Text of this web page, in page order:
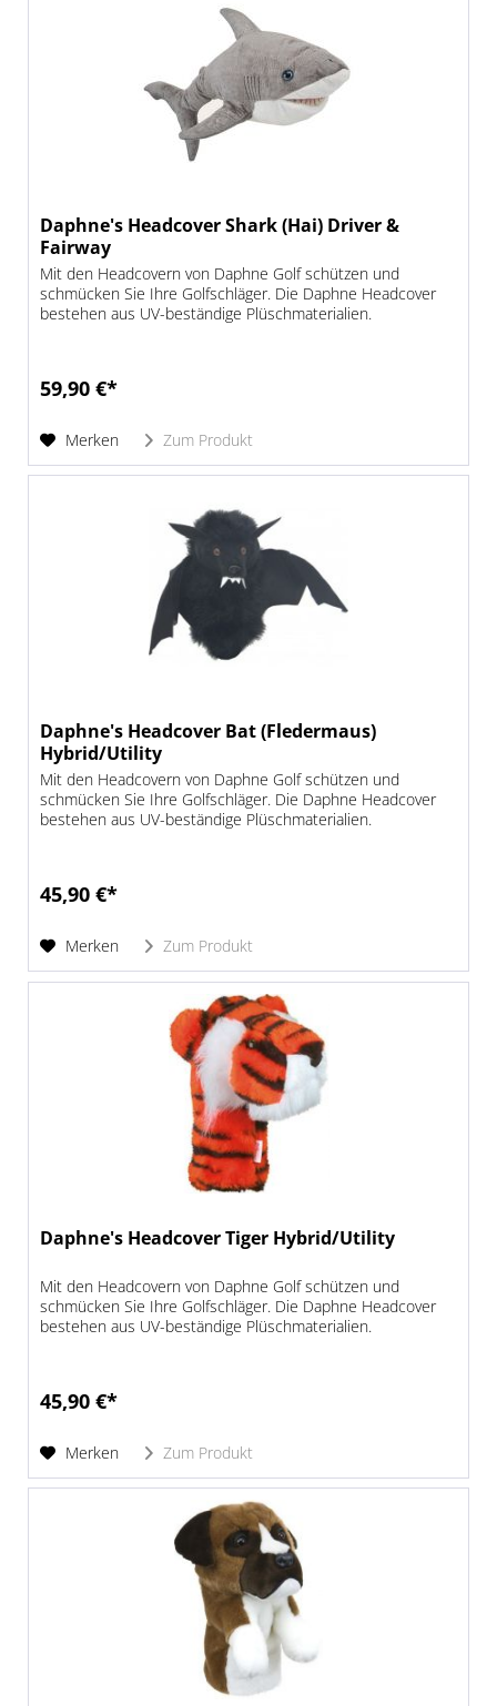
Daphne's Headcover Shark (Hai) Driver &
Fairway
Mit den Headcovern von Daphne Golf schützen und
schmücken Sie Ihre Golfschläger. Die Daphne Headcover
bestehen aus UV-beständige Plüschmaterialien.
59,90 €*
Merken Zum Produkt
Daphne's Headcover Bat (Fledermaus)
Hybrid/Utility
Mit den Headcovern von Daphne Golf schützen und
schmücken Sie Ihre Golfschläger. Die Daphne Headcover
bestehen aus UV-beständige Plüschmaterialien.
45,90 €*
Merken Zum Produkt
Daphne's Headcover Tiger Hybrid/Utility
Mit den Headcovern von Daphne Golf schützen und
schmücken Sie Ihre Golfschläger. Die Daphne Headcover
bestehen aus UV-beständige Plüschmaterialien.
45,90 €*
Merken Zum Produkt